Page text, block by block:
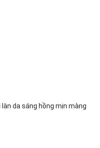
da sáng hồng mịn màng